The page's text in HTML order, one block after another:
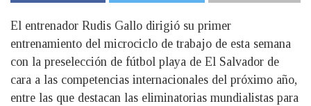
El entrenador Rudis Gallo dirigió su primer
entrenamiento del microciclo de trabajo de esta semana
con la preselección de fútbol playa de El Salvador de
cara a las competencias internacionales del próximo año,
entre las que destacan las eliminatorias mundialistas para